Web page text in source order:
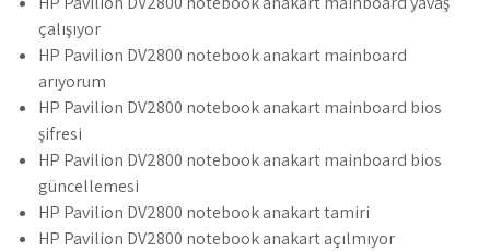
çalışıyor
HP Pavilion DV2800 notebook anakart mainboard
arıyorum
HP Pavilion DV2800 notebook anakart mainboard bios
şifresi
HP Pavilion DV2800 notebook anakart mainboard bios
güncellemesi
HP Pavilion DV2800 notebook anakart tamiri
HP Pavilion DV2800 notebook anakart açılmıyor